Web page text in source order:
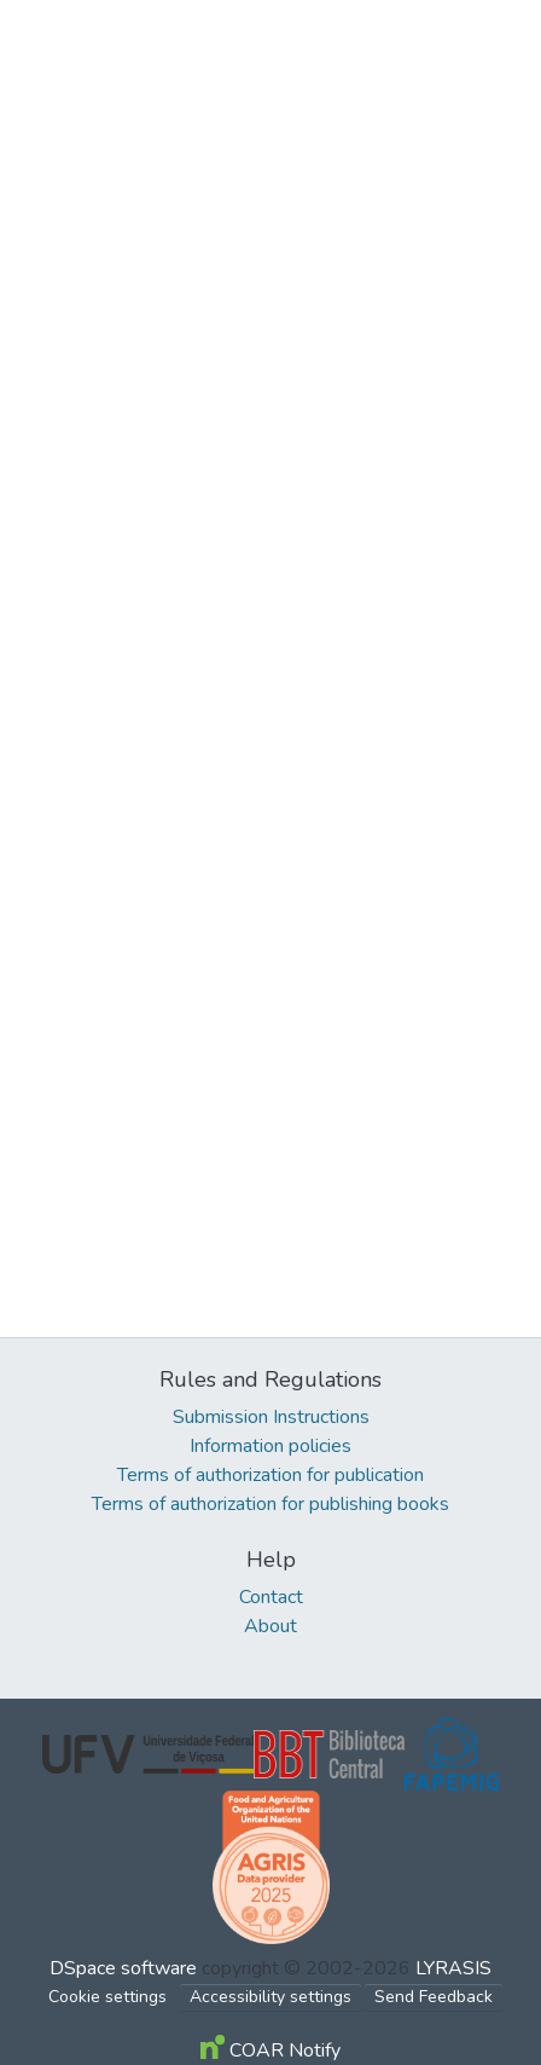
Rules and Regulations
Submission Instructions
Information policies
Terms of authorization for publication
Terms of authorization for publishing books
Help
Contact
About
DSpace software copyright © 2002-2026 LYRASIS
Cookie settings Accessibility settings Send Feedback
COAR Notify